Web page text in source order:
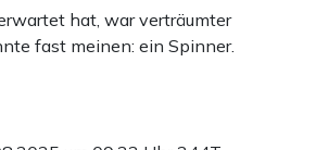
hat, war verträumter
fast meinen: ein Spinner.